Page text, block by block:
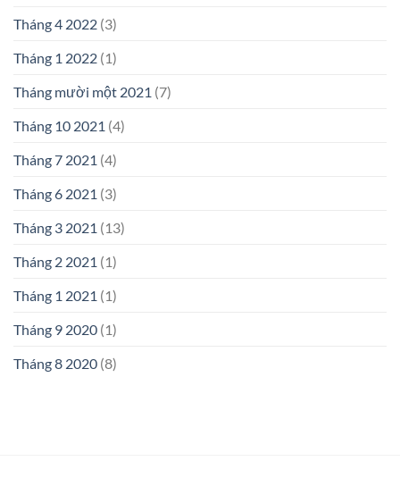
Tháng 4 2022 (3)
Tháng 1 2022 (1)
Tháng mười một 2021 (7)
Tháng 10 2021 (4)
Tháng 7 2021 (4)
Tháng 6 2021 (3)
Tháng 3 2021 (13)
Tháng 2 2021 (1)
Tháng 1 2021 (1)
Tháng 9 2020 (1)
Tháng 8 2020 (8)